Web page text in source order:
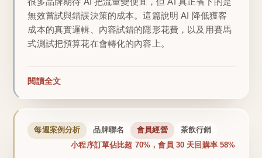
無效嘗試與錯誤決策的成本。這篇說明 AI 降低獲客
成本的真實邏輯、內容試錯的隱形花費，以及用賽馬
式測試把預算花在會轉化的內容上。
閱讀全文
每週案例分析 品牌聯名 會員經營 茶飲行銷
小程序訂單佔比超 70%，會員 30 天回購率 58%